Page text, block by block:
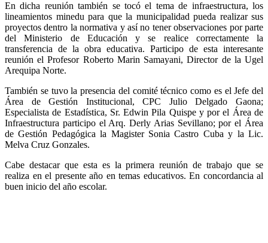
En dicha reunión también se tocó el tema de infraestructura, los
lineamientos minedu para que la municipalidad pueda realizar sus
proyectos dentro la normativa y así no tener observaciones por parte
del Ministerio de Educación y se realice correctamente la
transferencia de la obra educativa. Participo de esta interesante
reunión el Profesor Roberto Marin Samayani, Director de la Ugel
Arequipa Norte.
También se tuvo la presencia del comité técnico como es el Jefe del
Área de Gestión Institucional, CPC Julio Delgado Gaona;
Especialista de Estadística, Sr. Edwin Pila Quispe y por el Área de
Infraestructura participo el Arq. Derly Arias Sevillano; por el Área
de Gestión Pedagógica la Magister Sonia Castro Cuba y la Lic.
Melva Cruz Gonzales.
Cabe destacar que esta es la primera reunión de trabajo que se
realiza en el presente año en temas educativos. En concordancia al
buen inicio del año escolar.